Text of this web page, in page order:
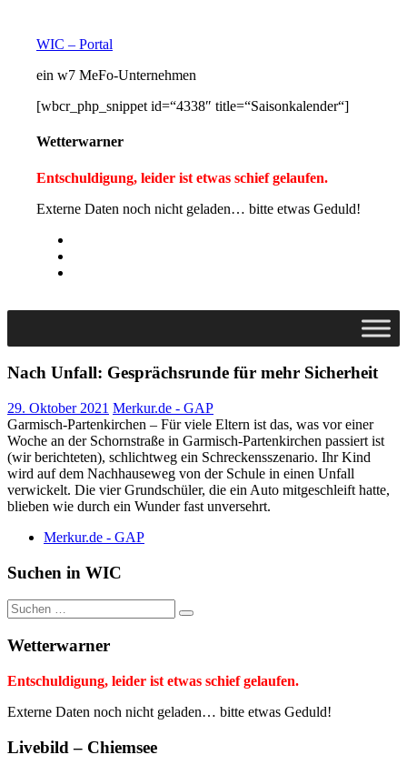
springenWIC – Portal
ein w7 MeFo-Unternehmen
[wbcr_php_snippet id=“4338″ title=“Saisonkalender“]
Wetterwarner
Entschuldigung, leider ist etwas schief gelaufen.
Externe Daten noch nicht geladen… bitte etwas Geduld!
Nach Unfall: Gesprächsrunde für mehr Sicherheit
29. Oktober 2021 Merkur.de - GAP
Garmisch-Partenkirchen – Für viele Eltern ist das, was vor einer
Woche an der Schornstraße in Garmisch-Partenkirchen passiert ist
(wir berichteten), schlichtweg ein Schreckensszenario. Ihr Kind
wird auf dem Nachhauseweg von der Schule in einen Unfall
verwickelt. Die vier Grundschüler, die ein Auto mitgeschleift hatte,
blieben wie durch ein Wunder fast unversehrt.
Merkur.de - GAP
Suchen in WIC
Suche
nach:
Wetterwarner
Entschuldigung, leider ist etwas schief gelaufen.
Externe Daten noch nicht geladen… bitte etwas Geduld!
Livebild – Chiemsee